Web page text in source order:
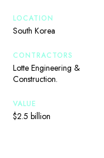
LOCATION
South Korea
CONTRACTORS
Lotte Engineering &
Construction.
VALUE
$2.5 billion